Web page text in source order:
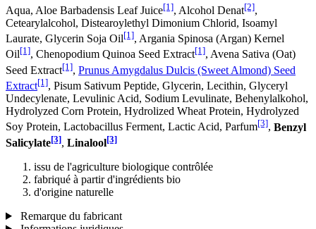
Aqua, Aloe Barbadensis Leaf Juice[1], Alcohol Denat[2],
Cetearylalcohol, Distearoylethyl Dimonium Chlorid, Isoamyl
Laurate, Glycerin Soja Oil[1], Argania Spinosa (Argan) Kernel
Oil[1], Chenopodium Quinoa Seed Extract[1], Avena Sativa (Oat)
Seed Extract[1], Prunus Amygdalus Dulcis (Sweet Almond) Seed
Extract[1], Pisum Sativum Peptide, Glycerin, Lecithin, Glyceryl
Undecylenate, Levulinic Acid, Sodium Levulinate, Behenylalkohol,
Hydrolyzed Corn Protein, Hydrolized Wheat Protein, Hydrolyzed
Soy Protein, Lactobacillus Ferment, Lactic Acid, Parfum[3], Benzyl
Salicylate[3], Linalool[3]
issu de l'agriculture biologique contrôlée
fabriqué à partir d'ingrédients bio
d'origine naturelle
Remarque du fabricant